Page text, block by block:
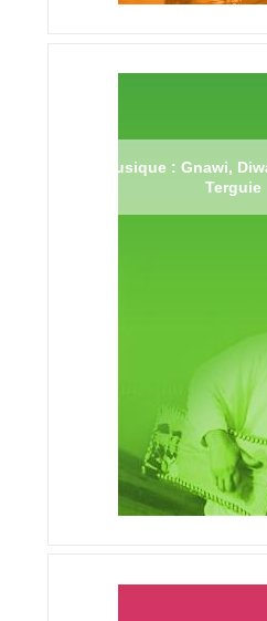
Musique : Gnawi,
Terguie